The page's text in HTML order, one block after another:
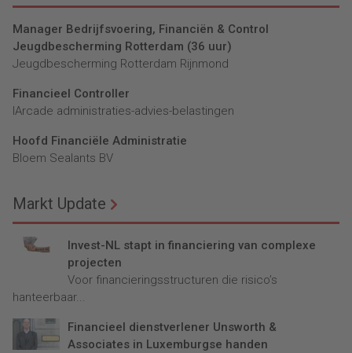
Manager Bedrijfsvoering, Financiën & Control
Jeugdbescherming Rotterdam (36 uur)
Jeugdbescherming Rotterdam Rijnmond
Financieel Controller
lArcade administraties-advies-belastingen
Hoofd Financiële Administratie
Bloem Sealants BV
Markt Update
Invest-NL stapt in financiering van complexe
projecten
Voor financieringsstructuren die risico’s
hanteerbaar...
Financieel dienstverlener Unsworth &
Associates in Luxemburgse handen